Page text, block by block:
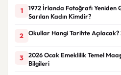
1
1972 İrlanda Fotoğrafı Yeniden
Sarılan Kadın Kimdir?
2 Okullar Hangi Tarihte Açılacak?
3
2026 Ocak Emeklilik Temel
Bilgileri